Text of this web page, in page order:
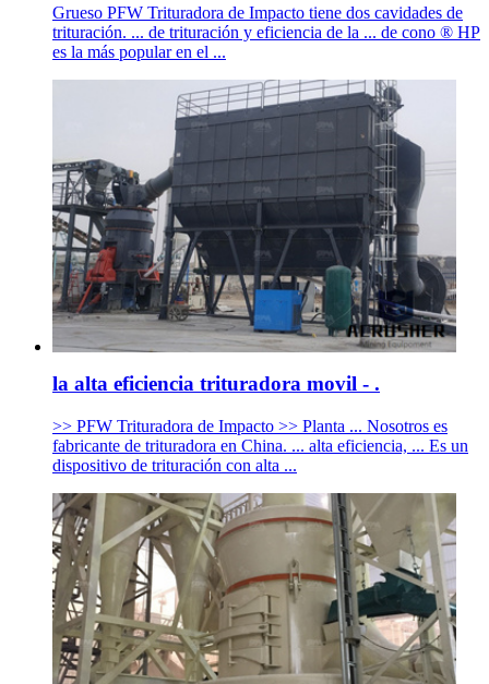
Grueso PFW Trituradora de Impacto tiene dos cavidades de
trituración. ... de trituración y eficiencia de la ... de cono ® HP
es la más popular en el ...
la alta eficiencia trituradora movil - .
>> PFW Trituradora de Impacto >> Planta ... Nosotros es
fabricante de trituradora en China. ... alta eficiencia, ... Es un
dispositivo de trituración con alta ...